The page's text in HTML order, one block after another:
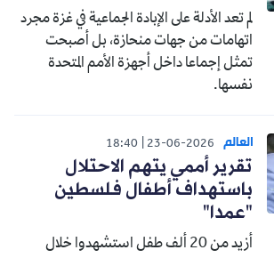
لم تعد الأدلة على الإبادة الجماعية في غزة مجرد
اتهامات من جهات منحازة، بل أصبحت
تمثل إجماعا داخل أجهزة الأمم المتحدة
نفسها.
العالم 23-06-2026
18:40
تقرير أممي يتهم الاحتلال
باستهداف أطفال فلسطين
"عمدا"
أزيد من 20 ألف طفل استشهدوا خلال